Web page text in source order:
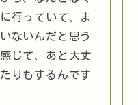
行っていて、ま
ないんだと思う
じて、あと大丈
りもするんです